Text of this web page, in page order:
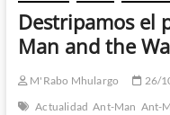
Destripamos el
Man and the
M'Rabo Mhulargo 26/
Actualidad Ant-Man Ant-